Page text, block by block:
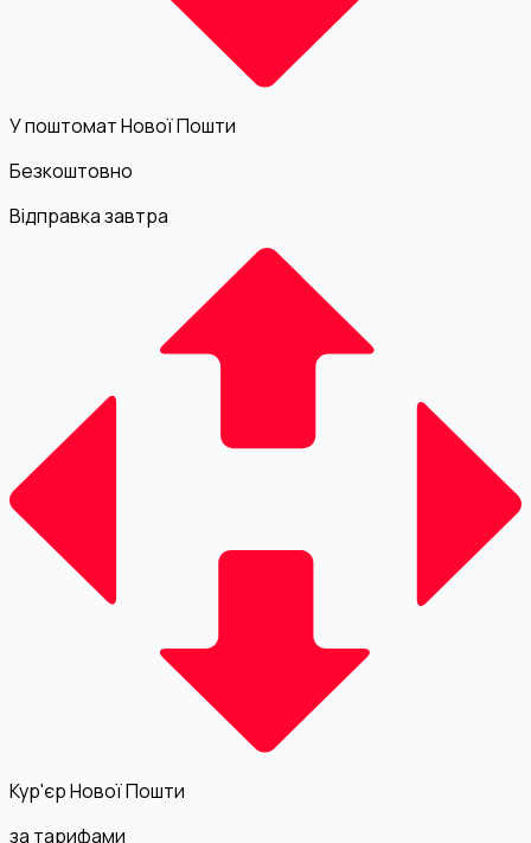
У поштомат Нової Пошти
Безкоштовно
Відправка завтра
Кур'єр Нової Пошти
за тарифами